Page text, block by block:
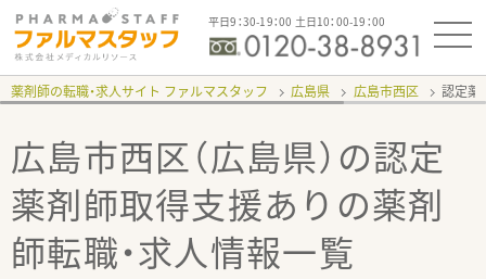
平日9：30-19：00 土日10：00-19：00
薬剤師の転職・求人サイト ファルマスタッフ 広島県 広島市西区 認定薬
広島市西区（広島県）の認定
薬剤師取得支援あり の薬剤
師転職・求人情報一覧